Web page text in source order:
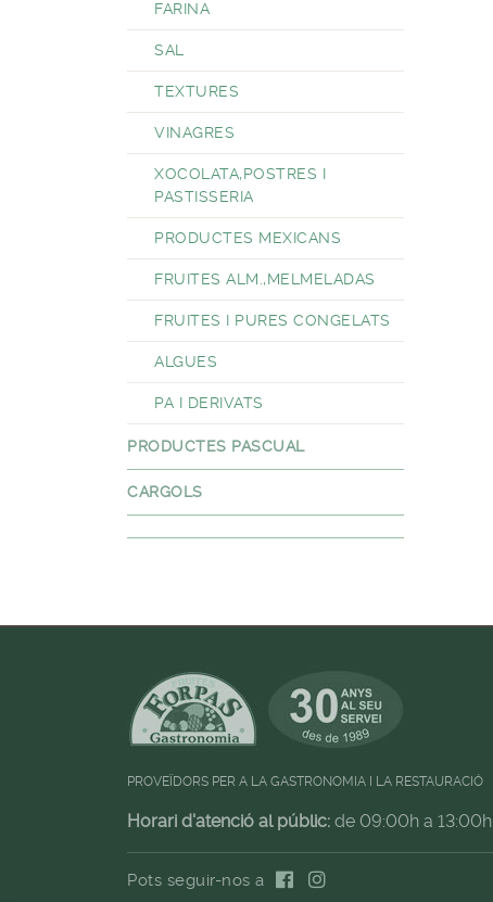
FARINA
SAL
TEXTURES
VINAGRES
XOCOLATA,POSTRES I
PASTISSERIA
PRODUCTES MEXICANS
FRUITES ALM.,MELMELADAS
FRUITES I PURES CONGELATS
ALGUES
PA I DERIVATS
PRODUCTES PASCUAL
CARGOLS
PROVEÏDORS PER A LA GASTRONOMIA I LA RESTAURACIÓ
Horari d'atenció al públic: de 09:00h a 13:00h
Pots seguir-nos a